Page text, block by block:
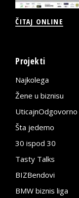
ČITAJ ONLINE
Projekti
Najkolega
Žene u biznisu
UticajnOdgovorno
Šta jedemo
30 ispod 30
Tasty Talks
BIZBendovi
BMW biznis liga